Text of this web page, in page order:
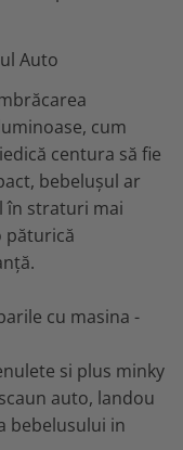
Auto
cum
centura să fie
bebelușul ar
în straturi mai
păturică
cu masina -
si plus minky
auto, landou
bebelusului in